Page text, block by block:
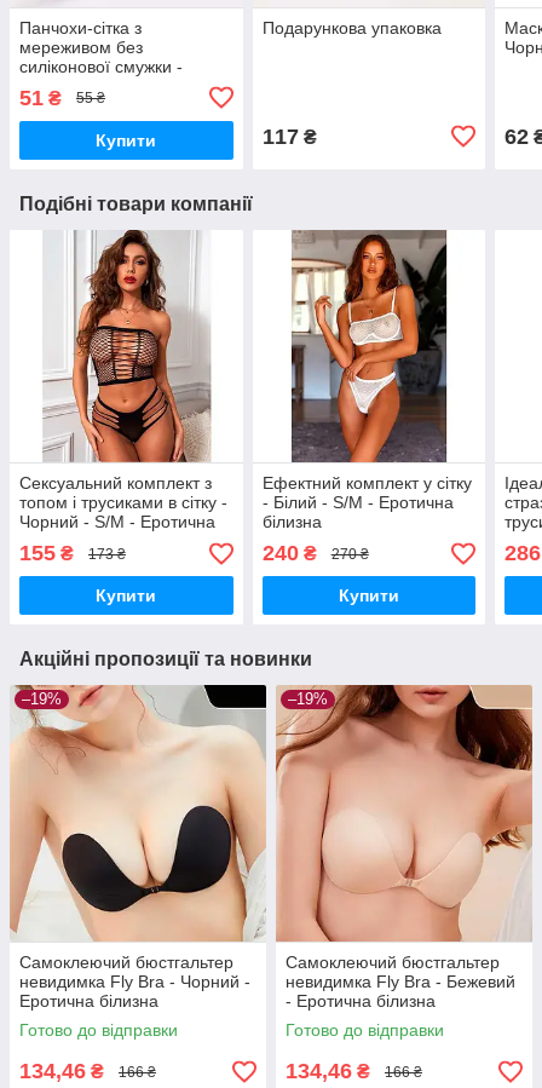
Панчохи-сітка з
мереживом без
силіконової смужки -
Чорний - XS/S - Еротична
білизна
51 ₴ 55 ₴
Купити
Подарункова упаковка
117₴ 62
Подібні товари компанії
Сексуальний комплект з
топом і трусиками в сітку -
Чорний - S/М - Еротична
білизна
155 ₴ 173 ₴
Купити
Ефектний комплект у сітку
- Білий - S/M - Еротична
білизна
240₴ 270 ₴
Купити
XS/
286
Акційні пропозиції та новинки
–19%
Самоклеючий бюстгальтер
невидимка Fly Bra - Чорний -
Еротична білизна
Готово до відправки
134,46 ₴ 166 ₴
–19%
Самоклеючий бюстгальтер
невидимка Fly Bra - Бежевий
- Еротична білизна
Готово до відправки
134,46 ₴ 166 ₴